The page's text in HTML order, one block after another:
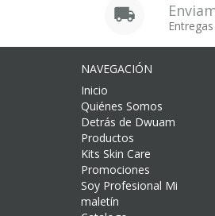
NAVEGACIÓN
Inicio
Quiénes Somos
Detrás de Dwuam
Productos
Kits Skin Care
Promociones
Soy Profesional Mi
maletín